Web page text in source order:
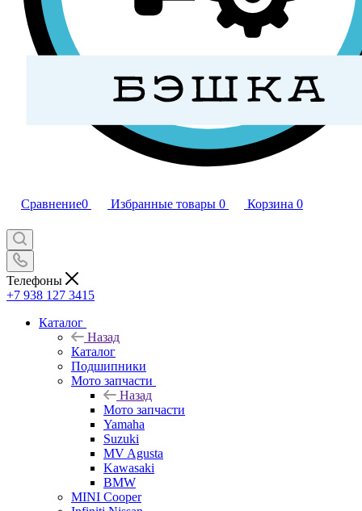
Сравнение0 Избранные товары 0 Корзина 0
Телефоны
+7 938 127 3415
Каталог
Назад
Каталог
Подшипники
Мото запчасти
Назад
Мото запчасти
Yamaha
Suzuki
MV Agusta
Kawasaki
BMW
MINI Cooper